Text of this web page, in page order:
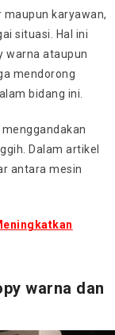
karyawan,
situasi. Hal ini
warna ataupun
mendorong
bidang ini.
Dalam artikel
antara mesin
warna dan